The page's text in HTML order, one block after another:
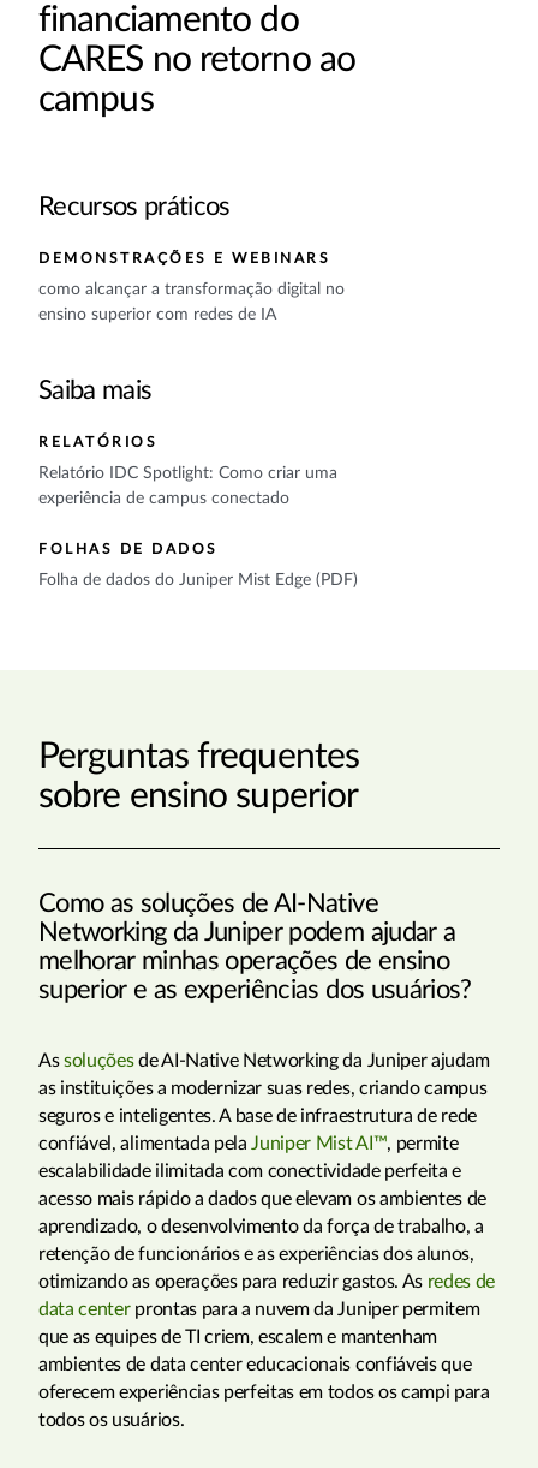
Recursos práticos
DEMONSTRAÇÕES E WEBINARS
como alcançar a transformação digital no
ensino superior com redes de IA
Saiba mais
RELATÓRIOS
Relatório IDC Spotlight: Como criar uma
experiência de campus conectado
FOLHAS DE DADOS
Folha de dados do Juniper Mist Edge (PDF)
financiamento do
CARES no retorno ao
campus
Perguntas frequentes
sobre ensino superior
Como as soluções de AI-Native
Networking da Juniper podem ajudar a
melhorar minhas operações de ensino
superior e as experiências dos usuários?
Assoluçõesde AI-Native Networking da Juniper ajudam
as instituições a modernizar suas redes, criando campus
seguros e inteligentes. A base de infraestrutura de rede
confiável, alimentada pelaJuniper Mist AI™, permite
escalabilidade ilimitada com conectividade perfeita e
acesso mais rápido a dados que elevam os ambientes de
aprendizado, o desenvolvimento da força de trabalho, a
retenção de funcionários e as experiências dos alunos,
otimizando as operações para reduzir gastos. As redes de
data centerprontas para a nuvem da Juniper permitem
que as equipes de TI criem, escalem e mantenham
ambientes de data center educacionais confiáveis que
oferecem experiências perfeitas em todos os campi para
todos os usuários.